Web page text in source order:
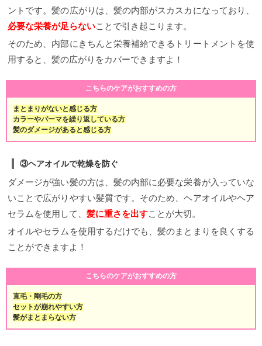
ントです。髪の広がりは、髪の内部がスカスカになっており、
必要な栄養が足らないことで引き起こります。
そのため、内部にきちんと栄養補給できるトリートメントを使
用すると、髪の広がりをカバーできますよ！
こちらのケアがおすすめの方
まとまりがないと感じる方
カラーやパーマを繰り返している方
髪のダメージがあると感じる方
③ヘアオイルで乾燥を防ぐ
ダメージが強い髪の方は、髪の内部に必要な栄養が入っていな
いことで広がりやすい髪質です。そのため、ヘアオイルやヘア
セラムを使用して、 髪に重さを出すことが大切。
オイルやセラムを使用するだけでも、髪のまとまりを良くする
ことができますよ！
こちらのケアがおすすめの方
直毛・剛毛の方
セットが崩れやすい方
髪がまとまらない方